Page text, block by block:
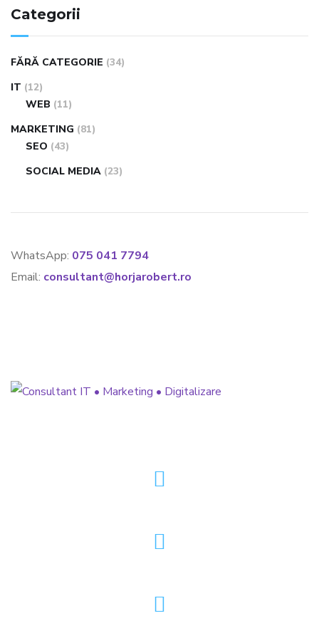
Categorii
FĂRĂ CATEGORIE (34)
IT (12)
WEB (11)
MARKETING (81)
SEO (43)
SOCIAL MEDIA (23)
WhatsApp: 075 041 7794
Email: consultant@horjarobert.ro